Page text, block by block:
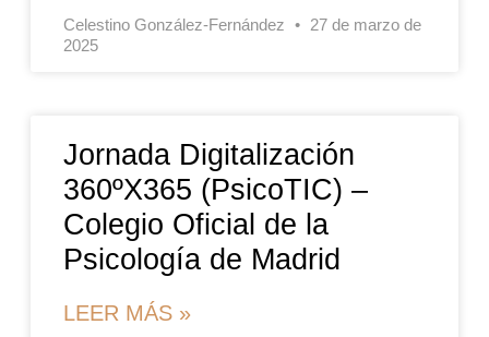
Celestino González-Fernández
27 de marzo de
2025
Jornada Digitalización
360ºX365 (PsicoTIC) –
Colegio Oficial de la
Psicología de Madrid
LEER MÁS »